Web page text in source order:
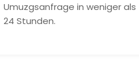
Umuzgsanfrage in weniger als
24 Stunden.